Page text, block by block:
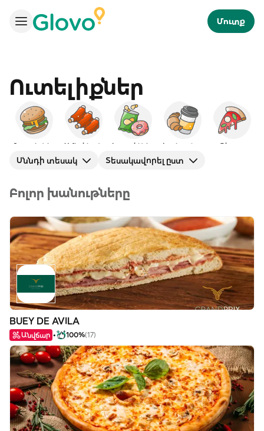
Մուտք
Ուտելիքներ
Բուրգերներ Ամերիկյան Խորտիկներ Նախաճաշ Պիցցա
Սննդի տեսակ Տեսակավորել ըստ
Բոլոր խանութները
BUEY DE AVILA
Անվճար 100%(17)